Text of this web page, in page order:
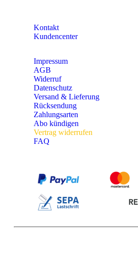
Kontakt
Kundencenter
Impressum
AGB
Widerruf
Datenschutz
Versand & Lieferung
Rücksendung
Zahlungsarten
Abo kündigen
Vertrag widerrufen
FAQ